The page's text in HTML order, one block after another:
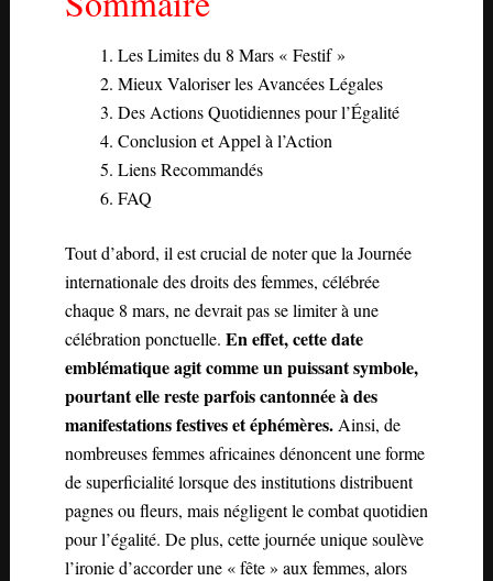
Les Limites du 8 Mars « Festif »
Mieux Valoriser les Avancées Légales
Des Actions Quotidiennes pour l’Égalité
Conclusion et Appel à l’Action
Liens Recommandés
FAQ
Tout d’abord, il est crucial de noter que la Journée
internationale des droits des femmes, célébrée
chaque 8 mars, ne devrait pas se limiter à une
célébration ponctuelle. En effet, cette date
emblématique agit comme un puissant symbole,
pourtant elle reste parfois cantonnée à des
manifestations festives et éphémères.Ainsi, de
nombreuses femmes africaines dénoncent une forme
de superficialité lorsque des institutions distribuent
pagnes ou fleurs, mais négligent le combat quotidien
pour l’égalité. De plus, cette journée unique soulève
l’ironie d’accorder une « fête » aux femmes, alors